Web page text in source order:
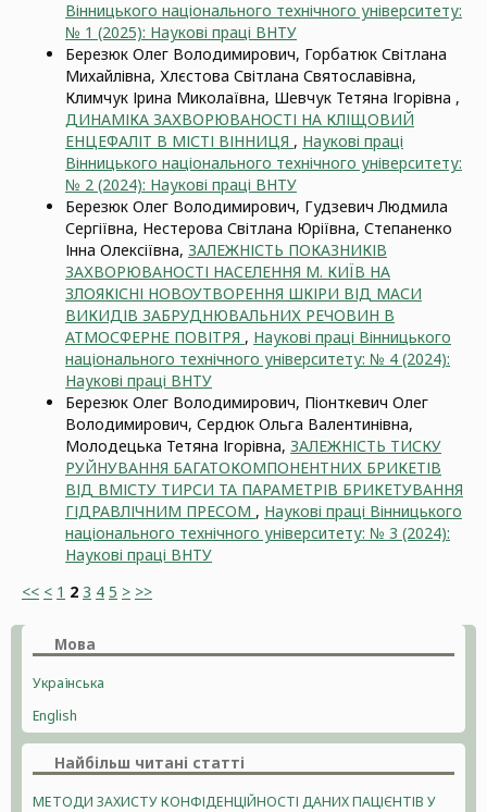
Вінницького національного технічного університету:
№ 1 (2025): Наукові праці ВНТУ
Березюк Олег Володимирович, Горбатюк Світлана
Михайлівна, Хлєстова Світлана Святославівна,
Климчук Ірина Миколаївна, Шевчук Тетяна Ігорівна ,
ДИНАМІКА ЗАХВОРЮВАНОСТІ НА КЛІЩОВИЙ
ЕНЦЕФАЛІТ В МІСТІ ВІННИЦЯ , Наукові праці
Вінницького національного технічного університету:
№ 2 (2024): Наукові праці ВНТУ
Березюк Олег Володимирович, Гудзевич Людмила
Сергіївна, Нестерова Світлана Юріївна, Степаненко
Інна Олексіївна, ЗАЛЕЖНІСТЬ ПОКАЗНИКІВ
ЗАХВОРЮВАНОСТІ НАСЕЛЕННЯ М. КИЇВ НА
ЗЛОЯКІСНІ НОВОУТВОРЕННЯ ШКІРИ ВІД МАСИ
ВИКИДІВ ЗАБРУДНЮВАЛЬНИХ РЕЧОВИН В
АТМОСФЕРНЕ ПОВІТРЯ , Наукові праці Вінницького
національного технічного університету: № 4 (2024):
Наукові праці ВНТУ
Березюк Олег Володимирович, Піонткевич Олег
Володимирович, Сердюк Ольга Валентинівна,
Молодецька Тетяна Ігорівна, ЗАЛЕЖНІСТЬ ТИСКУ
РУЙНУВАННЯ БАГАТОКОМПОНЕНТНИХ БРИКЕТІВ
ВІД ВМІСТУ ТИРСИ ТА ПАРАМЕТРІВ БРИКЕТУВАННЯ
ГІДРАВЛІЧНИМ ПРЕСОМ , Наукові праці Вінницького
національного технічного університету: № 3 (2024):
Наукові праці ВНТУ
<< < 1 2 3 4 5 > >>
Мова
Українська
English
Найбільш читані статті
МЕТОДИ ЗАХИСТУ КОНФІДЕНЦІЙНОСТІ ДАНИХ ПАЦІЄНТІВ У